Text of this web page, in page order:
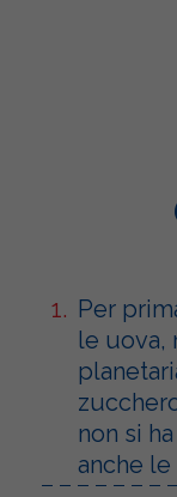
Per
le uova,
non si
anche